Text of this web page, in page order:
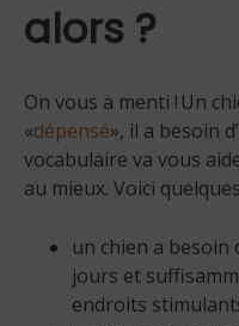
alors ?
On vous a menti ! Un
«dépensé», il a besoin
vocabulaire va vous
au mieux. Voici
un chien a besoin
jours et
endroits